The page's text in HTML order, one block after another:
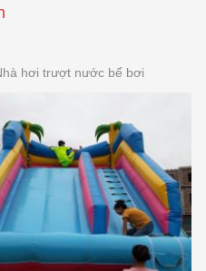
hơi trượt nước bể bơi